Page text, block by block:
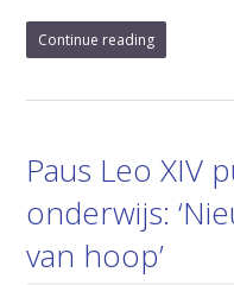
Continue reading
Paus Leo XIV
onderwijs:
van hoop’